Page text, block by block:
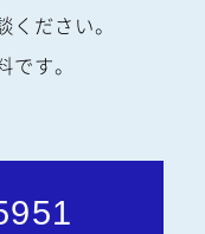
ださい。
す。